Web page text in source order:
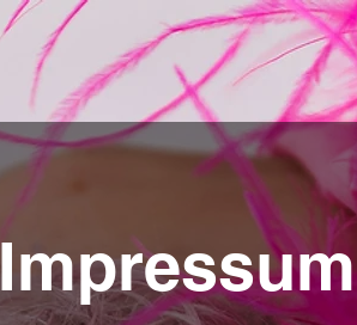
Impressum